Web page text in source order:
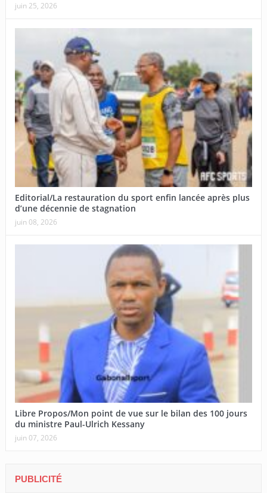
juin 25, 2026
Editorial/La restauration du sport enfin lancée après plus
d’une décennie de stagnation
juin 08, 2026
Libre Propos/Mon point de vue sur le bilan des 100 jours
du ministre Paul-Ulrich Kessany
juin 07, 2026
PUBLICITÉ